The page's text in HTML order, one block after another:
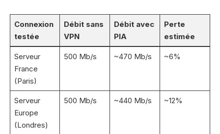
Connexion
testée
Débit sans
VPN
Débit avec
PIA
Perte
estimée
Serveur
France
(Paris)
500 Mb/s ~470 Mb/s ~6%
Serveur
Europe
(Londres)
500 Mb/s ~440 Mb/s ~12%